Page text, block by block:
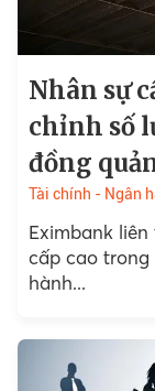
Nhân sự
chỉnh số
đồng
Tài chính - Ngân
Eximbank
cấp cao trong
hành...